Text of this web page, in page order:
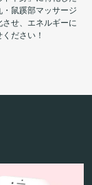
鼠蹊部マッサージ
せ、エネルギーに
ださい！